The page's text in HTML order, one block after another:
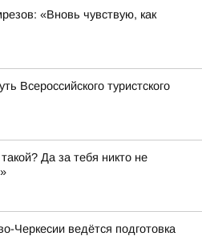
«Вновь чувствую, как
Всероссийского туристского
Да за тебя никто не
Черкесии ведётся подготовка